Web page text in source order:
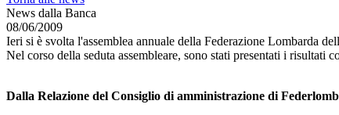
News dalla Banca
08/06/2009
Ieri si è svolta l'assemblea annuale della Federazione Lombarda
Nel corso della seduta assembleare, sono stati presentati i risultati
Dalla Relazione del Consiglio di amministrazione di